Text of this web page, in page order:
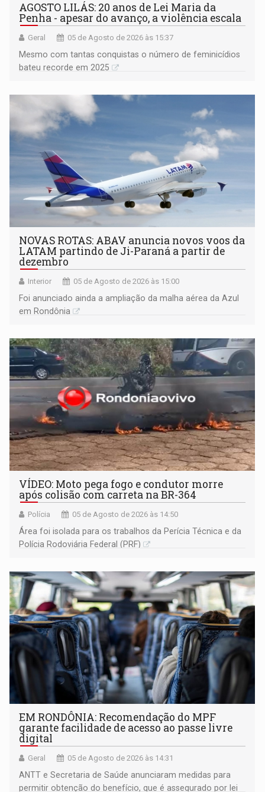
AGOSTO LILÁS: 20 anos de Lei Maria da
Penha - apesar do avanço, a violência escala
Geral 05 de Agosto de 2026 às 15:37
Mesmo com tantas conquistas o número de feminicídios
bateu recorde em 2025
NOVAS ROTAS: ABAV anuncia novos voos da
LATAM partindo de Ji-Paraná a partir de
dezembro
Interior 05 de Agosto de 2026 às 15:00
Foi anunciado ainda a ampliação da malha aérea da Azul
em Rondônia
VÍDEO: Moto pega fogo e condutor morre
após colisão com carreta na BR-364
Polícia 05 de Agosto de 2026 às 14:50
Área foi isolada para os trabalhos da Perícia Técnica e da
Polícia Rodoviária Federal (PRF)
EM RONDÔNIA: Recomendação do MPF
garante facilidade de acesso ao passe livre
digital
Geral 05 de Agosto de 2026 às 14:31
ANTT e Secretaria de Saúde anunciaram medidas para
permitir obtenção do benefício, que é assegurado por lei